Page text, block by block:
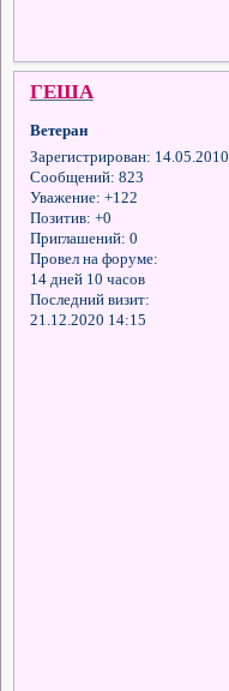
ГЕША
Ветеран
Зарегистрирован: 14.05.2010
Сообщений: 823
Уважение: +122
Позитив: +0
Приглашений: 0
Провел на форуме:
14 дней 10 часов
Последний визит:
21.12.2020 14:15